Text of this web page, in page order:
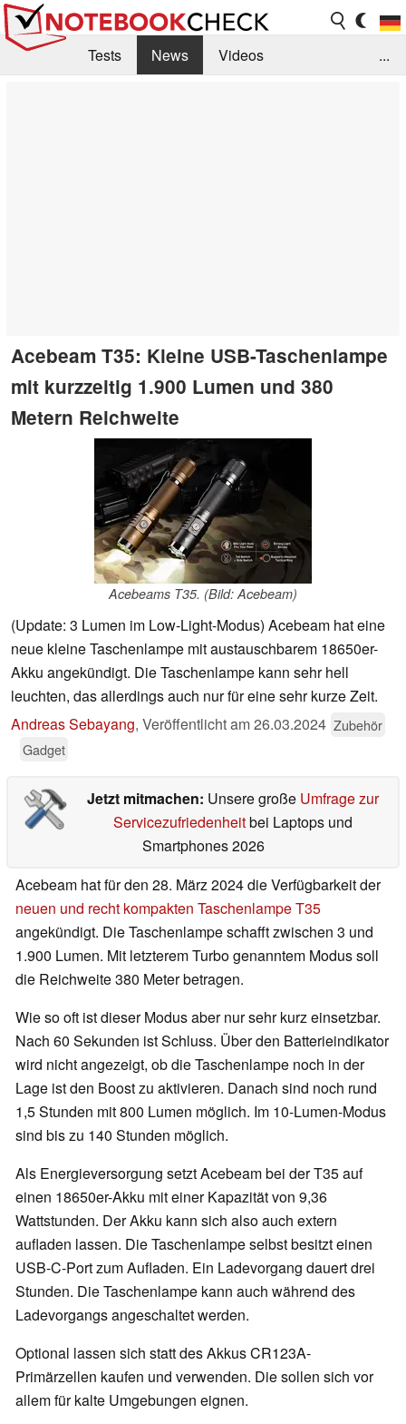
Tests News
Videos
...
Acebeam T35: Kleine USB-Taschenlampe
mit kurzzeitig 1.900 Lumen und 380
Metern Reichweite
Acebeams T35. (Bild: Acebeam)
(Update: 3 Lumen im Low-Light-Modus) Acebeam hat eine
neue kleine Taschenlampe mit austauschbarem 18650er-
Akku angekündigt. Die Taschenlampe kann sehr hell
leuchten, das allerdings auch nur für eine sehr kurze Zeit.
Andreas Sebayang, Veröffentlicht am26.03.2024 Zubehör
Gadget
Jetzt mitmachen: Unsere große Umfrage zur
Servicezufriedenheitbei Laptops und
Smartphones 2026
Acebeam hat für den 28. März 2024 die Verfügbarkeit der
neuen und recht kompakten Taschenlampe T35
angekündigt. Die Taschenlampe schafft zwischen 3 und
1.900 Lumen. Mit letzterem Turbo genanntem Modus soll
die Reichweite 380 Meter betragen.
Wie so oft ist dieser Modus aber nur sehr kurz einsetzbar.
Nach 60 Sekunden ist Schluss. Über den Batterieindikator
wird nicht angezeigt, ob die Taschenlampe noch in der
Lage ist den Boost zu aktivieren. Danach sind noch rund
1,5 Stunden mit 800 Lumen möglich. Im 10-Lumen-Modus
sind bis zu 140 Stunden möglich.
Als Energieversorgung setzt Acebeam bei der T35 auf
einen 18650er-Akku mit einer Kapazität von 9,36
Wattstunden. Der Akku kann sich also auch extern
aufladen lassen. Die Taschenlampe selbst besitzt einen
USB-C-Port zum Aufladen. Ein Ladevorgang dauert drei
Stunden. Die Taschenlampe kann auch während des
Ladevorgangs angeschaltet werden.
Optional lassen sich statt des Akkus CR123A-
Primärzellen kaufen und verwenden. Die sollen sich vor
allem für kalte Umgebungen eignen.